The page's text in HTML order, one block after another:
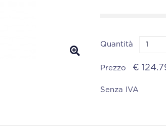
Quantità
Prezzo €
Senza IVA